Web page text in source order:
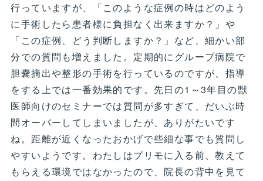
行っていますが、「このような症例の時はどのよう
に手術したら患者様に負担なく出来ますか？」や
「この症例、どう判断しますか？」など、細かい部
分での質問も増えました。定期的にグループ病院で
胆嚢摘出や整形の手術を行っているのですが、指導
をする上では一番効果的です。先日の1～3年目の獣
医師向けのセミナーでは質問が多すぎて、だいぶ時
間オーバーしてしまいましたが、ありがたいです
ね。距離が近くなったおかげで些細な事でも質問し
やすいようです。わたしはプリモに入る前、教えて
もらえる環境ではなかったので、院長の背中を見て